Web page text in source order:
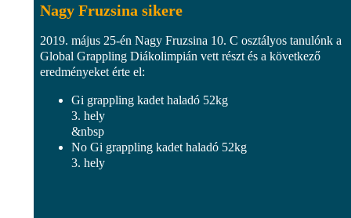
Nagy Fruzsina sikere
2019. május 25-én Nagy Fruzsina 10. C osztályos tanulónk a
Global Grappling Diákolimpián vett részt és a következő
eredményeket érte el:
Gi grappling kadet haladó 52kg
3. hely
&nbsp
No Gi grappling kadet haladó 52kg
3. hely